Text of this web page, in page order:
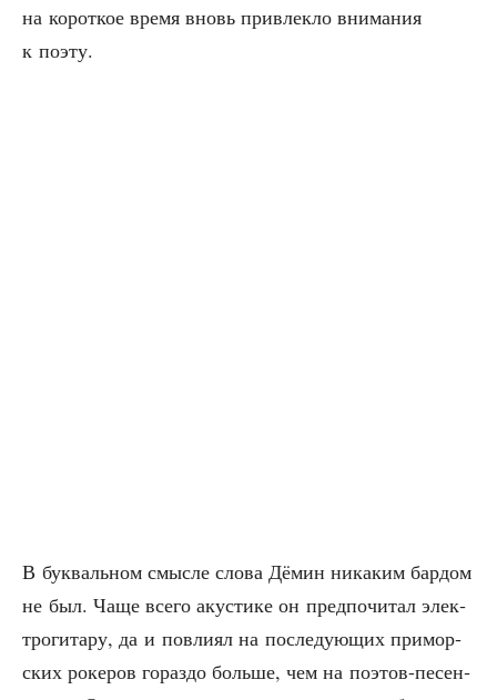
на корот­кое вре­мя вновь при­влек­ло вни­ма­ния
к поэту.
В бук­валь­ном смыс­ле сло­ва Дёмин ника­ким бар­дом
не был. Чаще все­го аку­сти­ке он пред­по­чи­тал элек­
тро­ги­та­ру, да и повли­ял на после­ду­ю­щих при­мор­
ских роке­ров гораз­до боль­ше, чем на поэтов-песен­